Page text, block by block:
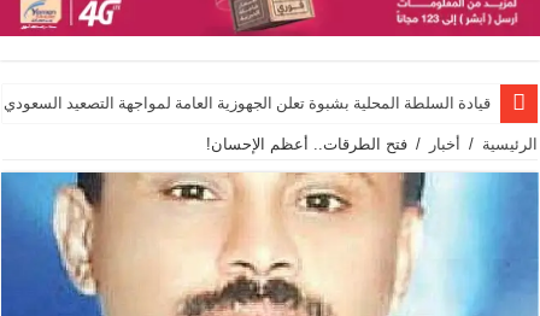
قيادة السلطة المحلية بشبوة تعلن الجهوزية العامة لمواجهة التصعيد السعودي
الرئيسية / أخبار / فتح الطرقات.. أعظم الإحسان!